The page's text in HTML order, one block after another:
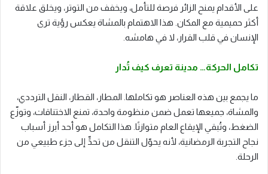
على الأقدام يمنح الزائر فرصة للتأمل، ويخفف من التوتر، ويخلق علاقة
أكثر حميمية مع المكان. هذا الاهتمام بالمشاة يعكس رؤية ترى
الإنسان في قلب القرار، لا في هامشه.
تكامل الحركة… مدينة تعرف كيف تُدار
ما يجمع بين هذه العناصر هو تكاملها. المطار، القطار، النقل الترددي،
والمشاة، جميعها تعمل ضمن منظومة واحدة، تمنع الاختناقات، وتوزّع
الضغط، وتُبقي الإيقاع العام متوازنًا. هذا التكامل هو أحد أبرز أسباب
نجاح التجربة الرمضانية، لأنه يحوّل التنقل من تحدٍّ إلى جزء طبيعي من
الرحلة.